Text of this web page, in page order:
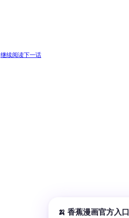
继续阅读下一话
🍌 香蕉漫画官方入口